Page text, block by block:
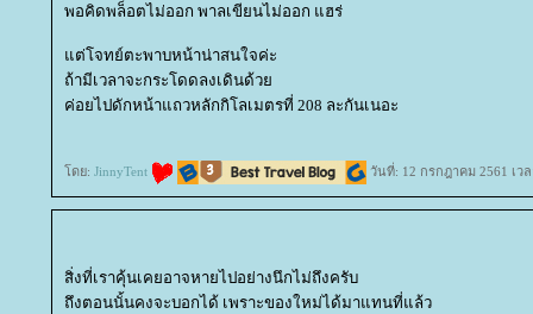
พอคิดพล็อตไม่ออก พาลเขียนไม่ออก แฮร่
ต่โจทย์ตะพาบหน้าน่าสนใจค่ะ
ถ้ามีเวลาจะกระโดดลงเดินด้ว
ค่อยไปดักหน้าแถวหลักกิโลเมตรที่ 208 ละกันเนอะ
ดย: JinnyTent วันที่: 12 กรกฎาคม 2561 เว
สิ่งที่เราคุ้นเคยอาจหายไปอย่างนึกไม่ถึงครับ
ถึงตอนนั้นคงจะบอกได้ เพราะของใหม่ได้มาแทนที่แล้ว